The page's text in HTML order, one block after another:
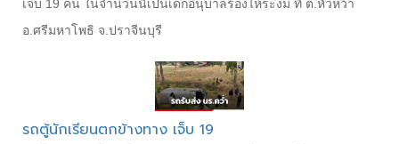
เจ็บ 19 คน ในจำนวนนี้เป็นเด็กอนุบาลร้องไห้ระงม ที่ ต.หัวหว้า
อ.ศรีมหาโพธิ จ.ปราจีนบุรี
รถตู้นักเรียนตกข้างทาง เจ็บ 19